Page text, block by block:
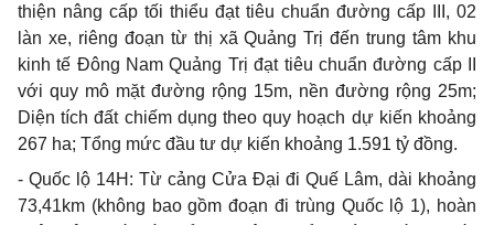
thiện nâng cấp tối thiểu đạt tiêu chuẩn đường cấp III, 02
làn xe, riêng đoạn từ thị xã Quảng Trị đến trung tâm khu
kinh tế Đông Nam Quảng Trị đạt tiêu chuẩn đường cấp II
với quy mô mặt đường rộng 15m, nền đường rộng 25m;
Diện tích đất chiếm dụng theo quy hoạch dự kiến khoảng
267 ha; Tổng mức đầu tư dự kiến khoảng 1.591 tỷ đồng.
- Quốc lộ 14H: Từ cảng Cửa Đại đi Quế Lâm, dài khoảng
73,41km (không bao gồm đoạn đi trùng Quốc lộ 1), hoàn